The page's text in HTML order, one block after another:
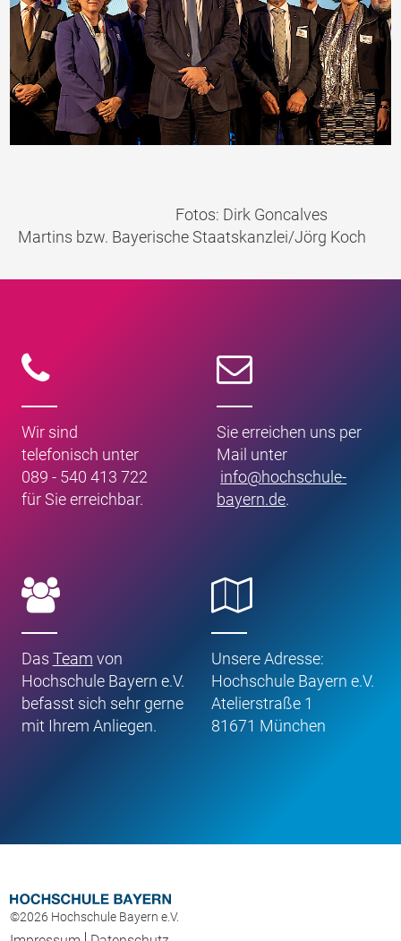
Fotos: Dirk Goncalves
Martins bzw. Bayerische Staatskanzlei/Jörg Koch
Wir sind
telefonisch unter
089 - 540 413 722
für Sie erreichbar.
Sie erreichen uns per
Mail unter
info@hochschule-
bayern.de.
Das Team von
Hochschule Bayern e.V.
befasst sich sehr gerne
mit Ihrem Anliegen.
Unsere Adresse:
Hochschule Bayern e.V.
Atelierstraße 1
81671 München
©2026 Hochschule Bayern e.V.